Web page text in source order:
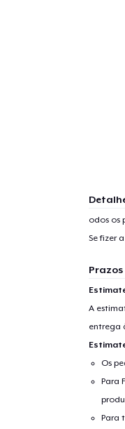
odos os
Se fizer
A
entrega
Os
Para
Para